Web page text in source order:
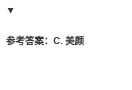
▼
参考答案：C. 美颜